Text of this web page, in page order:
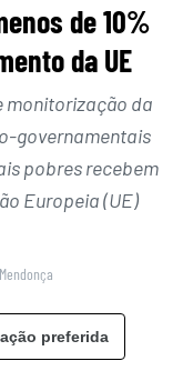
de 10%
da UE
monitorização da
governamentais
pobres recebem
Europeia (UE)
preferida